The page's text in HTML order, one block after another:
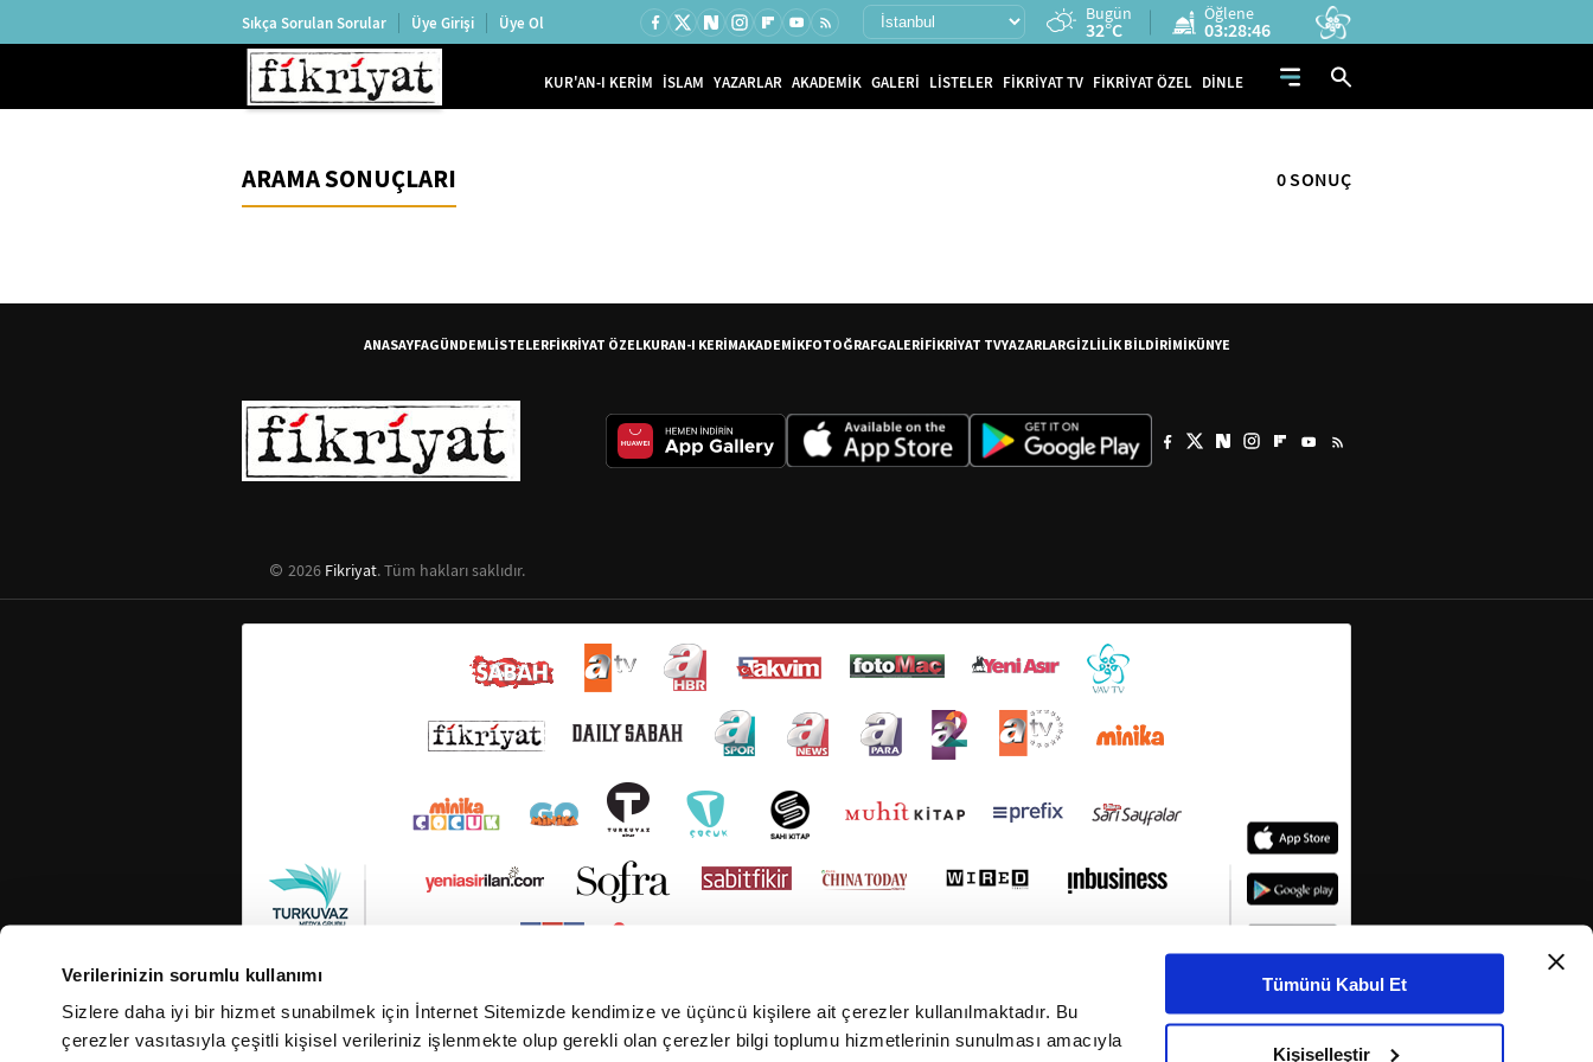
Verilerinizin sorumlu kullanımı
Sizlere daha iyi bir hizmet sunabilmek için İnternet Sitemizde kendimize ve üçüncü kişilere ait çerezler kullanılmaktadır. Bu
çerezler vasıtasıyla çeşitli kişisel verileriniz işlenmekte olup gerekli olan çerezler bilgi toplumu hizmetlerinin sunulması amacıyla
Tümünü Kabul Et
Kişiselleştir
Sıkça Sorulan Sorular Üye Girişi Üye Ol Bugün
32°C
Öğlene
03:28:46
KUR'AN-I KERİM İSLAM YAZARLAR AKADEMİK GALERİ LİSTELER FİKRİYAT TV FİKRİYAT ÖZEL DİNLE
ARAMA SONUÇLARI 0 SONUÇ
ANASAYFAGÜNDEMLİSTELERFİKRİYAT ÖZELKURAN-I KERİMAKADEMİKFOTOĞRAFGALERİFİKRİYAT TVYAZARLARGİZLİLİK BİLDİRİMİKÜNYE
2026 Fikriyat. Tüm hakları saklıdır.